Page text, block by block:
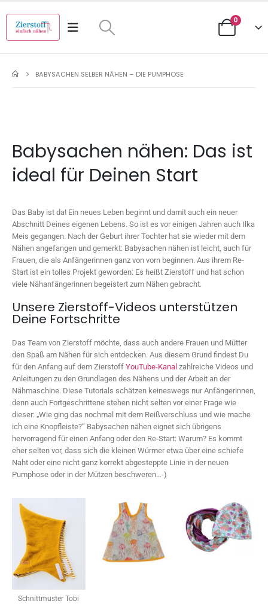
0
BABYSACHEN SELBER NÄHEN – DIE PUMPHOSE
Babysachen nähen: Das ist
ideal für Deinen Start
Das Baby ist da! Ein neues Leben beginnt und damit auch ein neuer
Abschnitt Deines eigenen Lebens. So ist es vor einigen Jahren auch Ilka
Meis gegangen. Nach der Geburt ihrer Tochter hat sie wieder mit dem
Nähen angefangen und gemerkt: Babysachen nähen ist leicht, auch für
Frauen, die als Anfängerinnen ganz von vorn beginnen. Aus ihrem Re-
Start ist ein tolles Projekt geworden: Es heißt Zierstoff und hat schon
viele Nähanfängerinnen begeistert zum Nähen gebracht.
Unsere Zierstoff-Videos unterstützen
Deine Fortschritte
Das Team von Zierstoff möchte, dass auch andere Frauen und Mütter
den Spaß am Nähen für sich entdecken. Aus diesem Grund findest Du
für den Anfang auf dem Zierstoff YouTube-Kanal zahlreiche Videos und
Anleitungen zu den Grundlagen des Nähens und der Arbeit an der
Nähmaschine. Diese Tutorials schätzen keineswegs nur Anfängerinnen,
denn auch Fortgeschrittene stehen nicht selten vor einer Frage wie
dieser: „Wie ging das nochmal mit dem Reißverschluss und wie mache
ich eine Knopfleiste?“ Babysachen nähen eignet sich übrigens
hervorragend für einen Anfang oder den Re-Start: Warum? Es kommt
eher selten vor, dass sich die kleinen Würmer etwa über eine schiefe
Naht oder eine nicht ganz korrekt abgesteppte Linie in der neuen
Pumphose oder in der Mützen beschweren…-)
Schnittmuster Tobi